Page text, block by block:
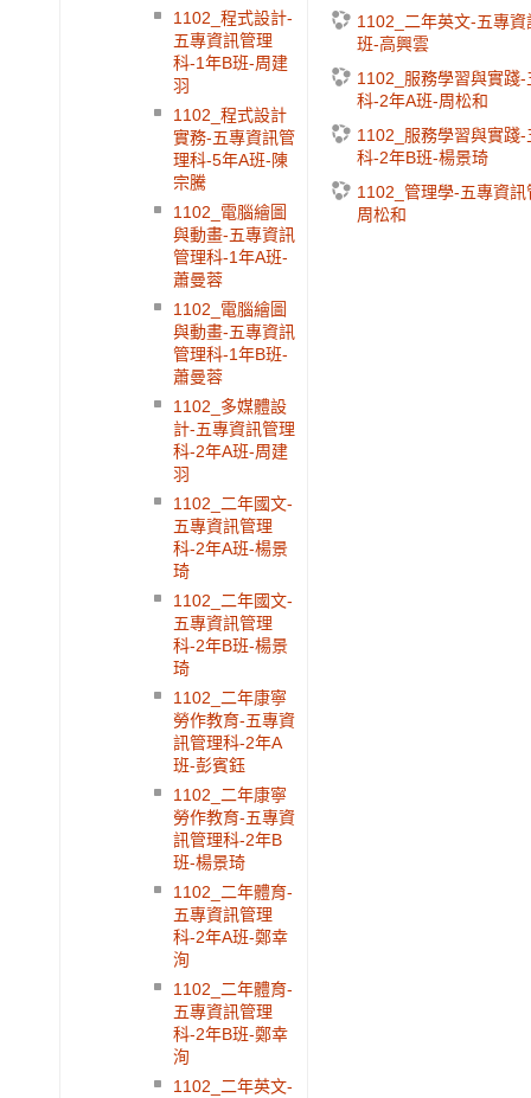
1102_二年英文-五專
班-高興雲
1102_服務學習與實踐
科-2年A班-周松和
1102_服務學習與實踐
科-2年B班-楊景琦
1102_管理學-五專資
周松和
1102_程式設計-
五專資訊管理
科-1年B班-周建
羽
1102_程式設計
實務-五專資訊管
理科-5年A班-陳
宗騰
1102_電腦繪圖
與動畫-五專資訊
管理科-1年A班-
蕭曼蓉
1102_電腦繪圖
與動畫-五專資訊
管理科-1年B班-
蕭曼蓉
1102_多媒體設
計-五專資訊管理
科-2年A班-周建
羽
1102_二年國文-
五專資訊管理
科-2年A班-楊景
琦
1102_二年國文-
五專資訊管理
科-2年B班-楊景
琦
1102_二年康寧
勞作教育-五專資
訊管理科-2年A
班-彭賓鈺
1102_二年康寧
勞作教育-五專資
訊管理科-2年B
班-楊景琦
1102_二年體育-
五專資訊管理
科-2年A班-鄭幸
洵
1102_二年體育-
五專資訊管理
科-2年B班-鄭幸
洵
1102_二年英文-